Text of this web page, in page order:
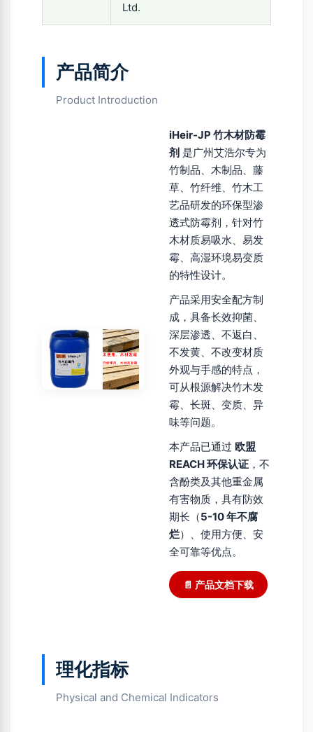
Ltd.
产品简介
Product Introduction
iHeir-JP 竹木材防霉
剂是广州艾浩尔专为
竹制品、木制品、藤
草、竹纤维、竹木工
艺品研发的环保型渗
透式防霉剂，针对竹
木材质易吸水、易发
霉、高湿环境易变质
的特性设计。
产品采用安全配方制
成，具备长效抑菌、
深层渗透、不返白、
不发黄、不改变材质
外观与手感的特点，
可从根源解决竹木发
霉、长斑、变质、异
味等问题。
本产品已通过 欧盟
REACH 环保认证，不
含酚类及其他重金属
有害物质，具有防效
期长（5-10 年不腐
烂）、使用方便、安
全可靠等优点。
📄 产品文档下载
理化指标
Physical and Chemical Indicators